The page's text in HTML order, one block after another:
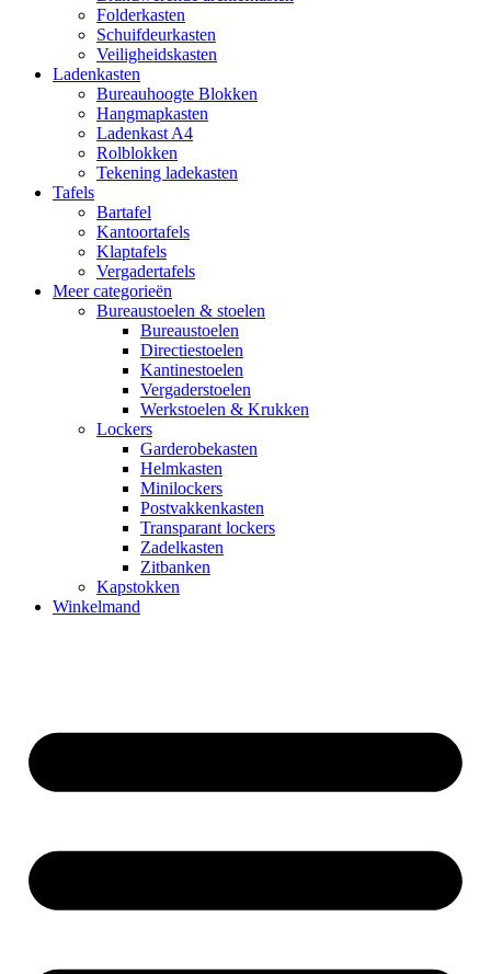
Folderkasten
Schuifdeurkasten
Veiligheidskasten
Ladenkasten
Bureauhoogte Blokken
Hangmapkasten
Ladenkast A4
Rolblokken
Tekening ladekasten
Tafels
Bartafel
Kantoortafels
Klaptafels
Vergadertafels
Meer categorieën
Bureaustoelen & stoelen
Bureaustoelen
Directiestoelen
Kantinestoelen
Vergaderstoelen
Werkstoelen & Krukken
Lockers
Garderobekasten
Helmkasten
Minilockers
Postvakkenkasten
Transparant lockers
Zadelkasten
Zitbanken
Kapstokken
Winkelmand